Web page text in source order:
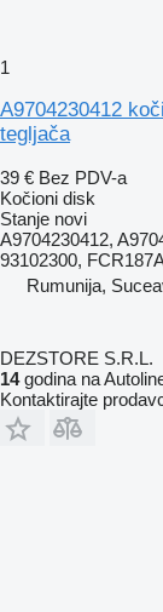
1
A9704230412
tegljača
39 € Bez PDV-a
Kočioni disk
Stanje novi
A9704230412,
93102300,
Rumunija,
DEZSTORE S.R.L.
14godina na
Kontaktirajte